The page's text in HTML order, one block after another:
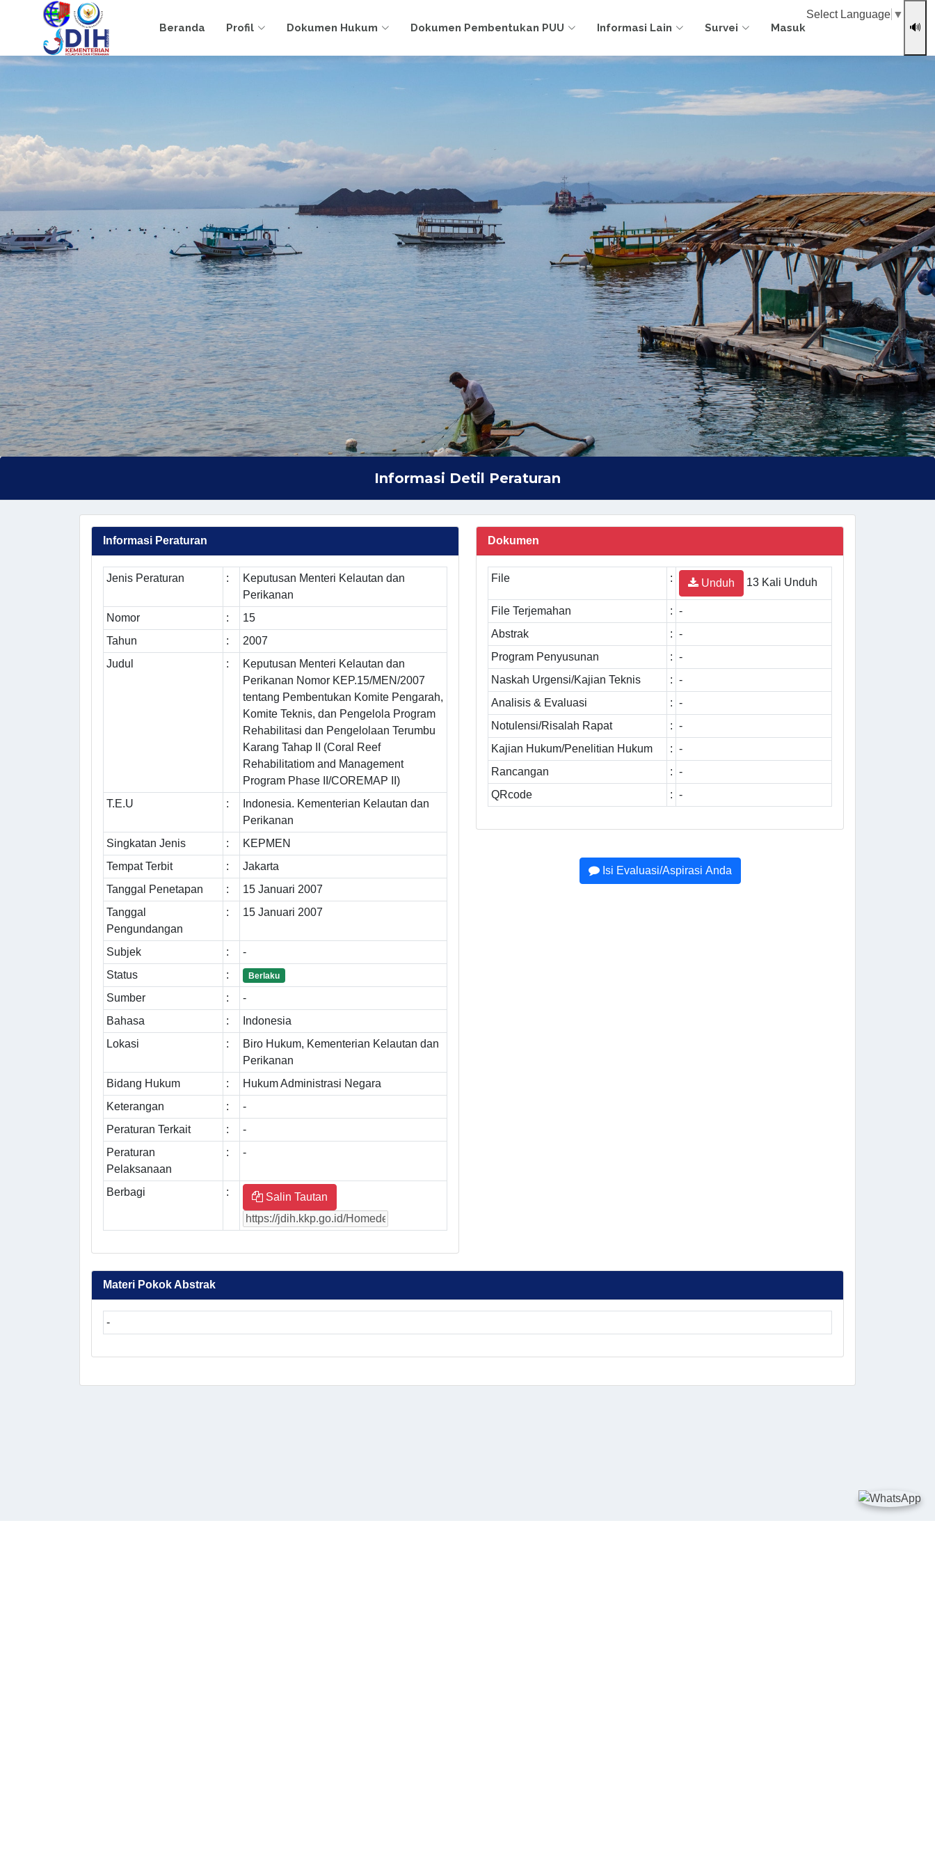
Beranda Profil Dokumen Hukum Dokumen Pembentukan PUU Informasi Lain Survei Masuk
Select Language ▼
🔊
Informasi Detil Peraturan
Informasi Peraturan
Jenis Peraturan :
Keputusan Menteri Kelautan dan
Perikanan
Nomor
:
15
Tahun
:
2007
Judul
:
Keputusan Menteri Kelautan dan
Perikanan Nomor KEP.15/MEN/2007
tentang Pembentukan Komite Pengarah,
Komite Teknis, dan Pengelola Program
Rehabilitasi dan Pengelolaan Terumbu
Karang Tahap II (Coral Reef
Rehabilitatiom and Management
Program Phase II/COREMAP II)
T.E.U
:
Indonesia. Kementerian Kelautan dan
Perikanan
Singkatan Jenis
:
KEPMEN
Tempat Terbit
:
Jakarta
Tanggal Penetapan
:
15 Januari 2007
Tanggal
Pengundangan
: 15 Januari 2007
Subjek :
-
Status
: Berlaku
Sumber :
-
Bahasa
:
Indonesia
Lokasi
:
Biro Hukum, Kementerian Kelautan dan
Perikanan
Bidang Hukum
:
Hukum Administrasi Negara
Keterangan
:
-
Peraturan Terkait
:
-
Peraturan
Pelaksanaan
: -
Berbagi : Salin Tautan
Dokumen
File : Unduh 13 Kali Unduh
File Terjemahan : -
Abstrak
: -
Program Penyusunan
: -
Naskah Urgensi/Kajian Teknis
: -
Analisis & Evaluasi
: -
Notulensi/Risalah Rapat
: -
Kajian Hukum/Penelitian Hukum
: -
Rancangan
: -
QRcode
: -
Isi Evaluasi/Aspirasi Anda
Materi Pokok Abstrak
-